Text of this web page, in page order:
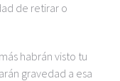
de retirar o
habrán visto tu
gravedad a esa